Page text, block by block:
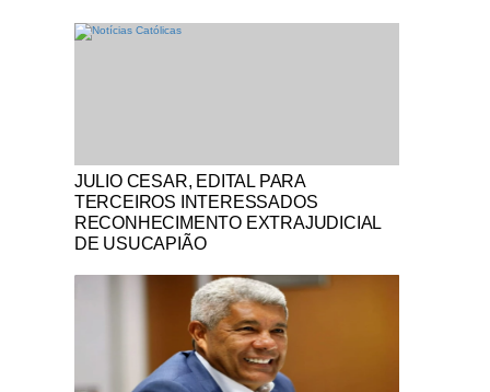
Notícias Católicas
JULIO CESAR, EDITAL PARA
TERCEIROS INTERESSADOS
RECONHECIMENTO EXTRAJUDICIAL
DE USUCAPIÃO